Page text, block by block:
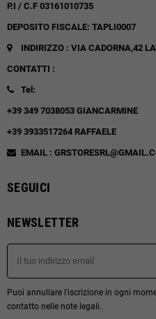
P.I / C.F 03161010735
DEPOSITO FISCALE: TAPLI0007
INDIRIZZO : VIA CADORNA,42
CONTATTI :
Tel:
+39 349 7038053 GIANCARMINE
+39 3933517264 RAFFAELE
EMAIL :
SEGUICI
NEWSLETTER
Puoi annullare l'iscrizione in ogni
contatto nelle note legali.